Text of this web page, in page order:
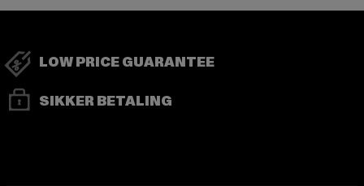
LOW PRICE GUARANTEE
SIKKER BETALING